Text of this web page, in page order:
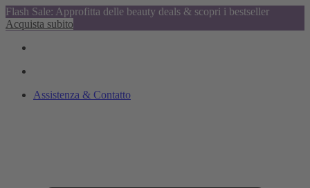
Flash Sale: Approfitta delle beauty deals & scopri i bestseller
Acquista subito
Assistenza & Contatto